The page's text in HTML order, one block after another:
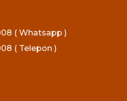
( Whatsapp )
( Telepon )